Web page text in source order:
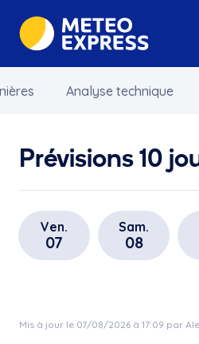
Analyse technique
Prévisions 10
Ven.
07
Sam.
08
Mis à jour le 07/08/2026 à 17:09 par